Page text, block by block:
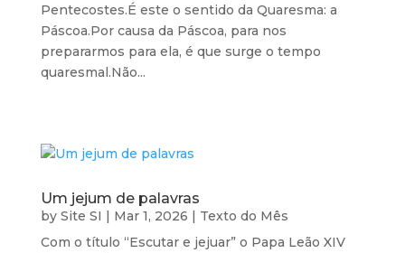
Pentecostes.É este o sentido da Quaresma: a
Páscoa.Por causa da Páscoa, para nos
prepararmos para ela, é que surge o tempo
quaresmal.Não...
Um jejum de palavras
by Site SI | Mar 1, 2026 | Texto do Mês
Com o título “Escutar e jejuar” o Papa Leão XIV